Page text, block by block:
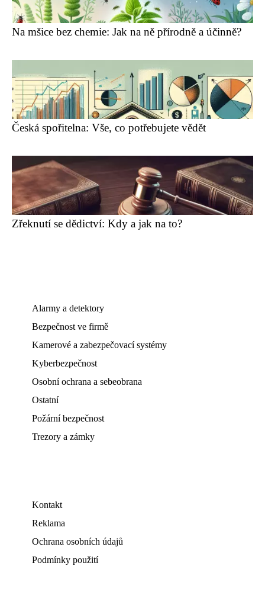
Na mšice bez chemie: Jak na ně přírodně a účinně?
Česká spořitelna: Vše, co potřebujete vědět
Zřeknutí se dědictví: Kdy a jak na to?
Alarmy a detektory
Bezpečnost ve firmě
Kamerové a zabezpečovací systémy
Kyberbezpečnost
Osobní ochrana a sebeobrana
Ostatní
Požární bezpečnost
Trezory a zámky
Kontakt
Reklama
Ochrana osobních údajů
Podmínky použití